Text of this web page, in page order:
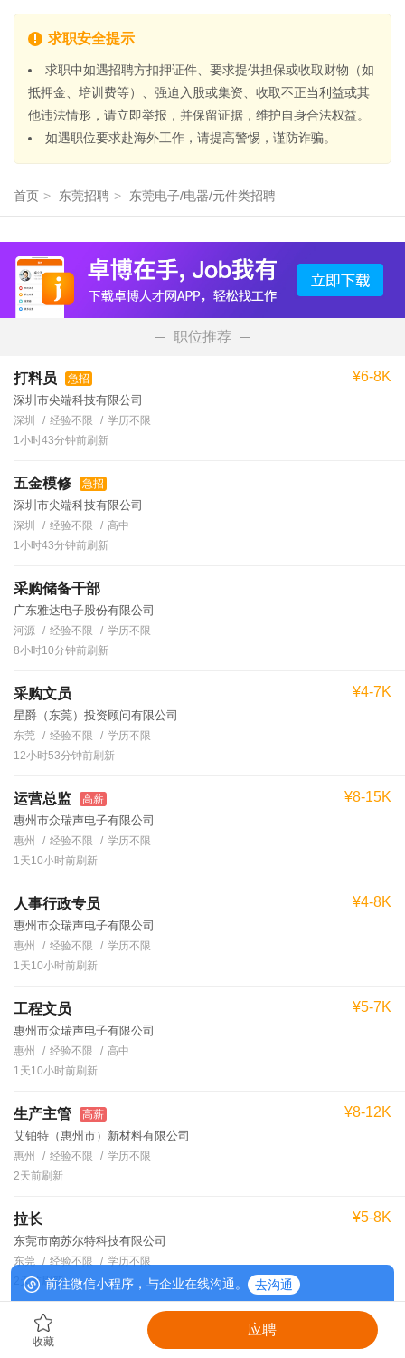
求职安全提示
求职中如遇招聘方扣押证件、要求提供担保或收取财物（如
抵押金、培训费等）、强迫入股或集资、收取不正当利益或其
他违法情形，请立即举报，并保留证据，维护自身合法权益。
如遇职位要求赴海外工作，请提高警惕，谨防诈骗。
首页 > 东莞招聘 > 东莞电子/电器/元件类招聘
收藏
应聘
职位推荐
打料员 急招
深圳市尖端科技有限公司
¥6-8K
深圳 经验不限
学历不限
1小时43分钟前刷新
五金模修 急招
深圳市尖端科技有限公司
深圳 经验不限
高中
1小时43分钟前刷新
采购储备干部
广东雅达电子股份有限公司
河源 经验不限
学历不限
8小时10分钟前刷新
采购文员
星爵（东莞）投资顾问有限公司
¥4-7K
东莞 经验不限
学历不限
12小时53分钟前刷新
运营总监 高薪
惠州市众瑞声电子有限公司
¥8-15K
惠州 经验不限
学历不限
1天10小时前刷新
人事行政专员
惠州市众瑞声电子有限公司
¥4-8K
惠州 经验不限
学历不限
1天10小时前刷新
工程文员
惠州市众瑞声电子有限公司
¥5-7K
惠州 经验不限
高中
1天10小时前刷新
生产主管 高薪
艾铂特（惠州市）新材料有限公司
¥8-12K
惠州 经验不限
学历不限
2天前刷新
拉长
东莞市南苏尔特科技有限公司
¥5-8K
东莞 经验不限
学历不限
2天前刷新前往微信小程序，与企业在线沟通。 去沟通